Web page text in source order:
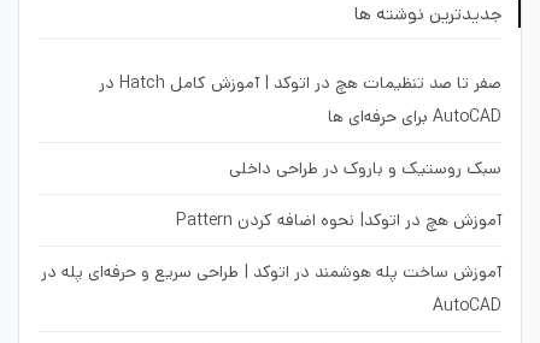
جدیدترین نوشته ها
صفر تا صد تنظیمات هچ در اتوکد | آموزش کامل Hatch در
AutoCAD برای حرفه‌ای ها
سبک روستیک و باروک در طراحی داخلی
آموزش هچ در اتوکد| نحوه اضافه کردن Pattern
آموزش ساخت پله هوشمند در اتوکد | طراحی سریع و حرفه‌ای پله در
AutoCAD